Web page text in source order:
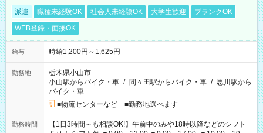
派遣 職種未経験OK 社会人未経験OK 大学生歓迎
ブランクOK
WEB登録・面接OK
給与 時給1,200円～1,625円
勤務地
栃木県小山市
小山駅からバイク・車 / 間々田駅からバイク・車 / 思川駅から
バイク・車
■物流センターなど ■勤務地選べます
勤務時間
【1日3時間～も相談OK!】午前中のみや18時以降などのシフト